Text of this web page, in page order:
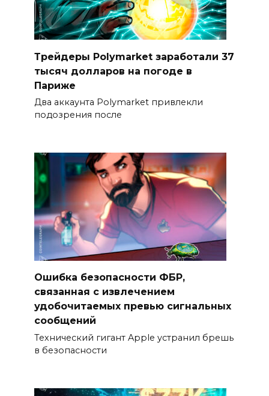
Трейдеры Polymarket заработали 37
тысяч долларов на погоде в
Париже
Два аккаунта Polymarket привлекли
подозрения после
Ошибка безопасности ФБР,
связанная с извлечением
удобочитаемых превью сигнальных
сообщений
Технический гигант Apple устранил брешь
в безопасности